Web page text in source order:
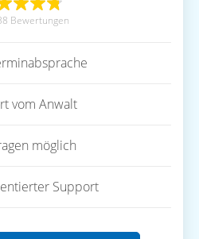
Bewertungen
vom Anwalt
möglich
Support